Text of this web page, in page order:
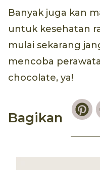
Banyak juga kan
untuk kesehatan
mulai sekarang
mencoba
chocolate, ya!
Bagikan